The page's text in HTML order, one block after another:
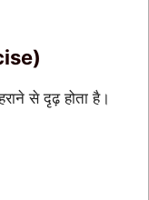
से दृढ़ होता है।